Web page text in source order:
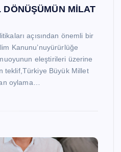
DÖNÜŞÜMÜN MİLAT
açısından önemli bir
Kanunu’nuyürürlüğe
eleştirileri üzerine
teklif,Türkiye Büyük Millet
oylama…